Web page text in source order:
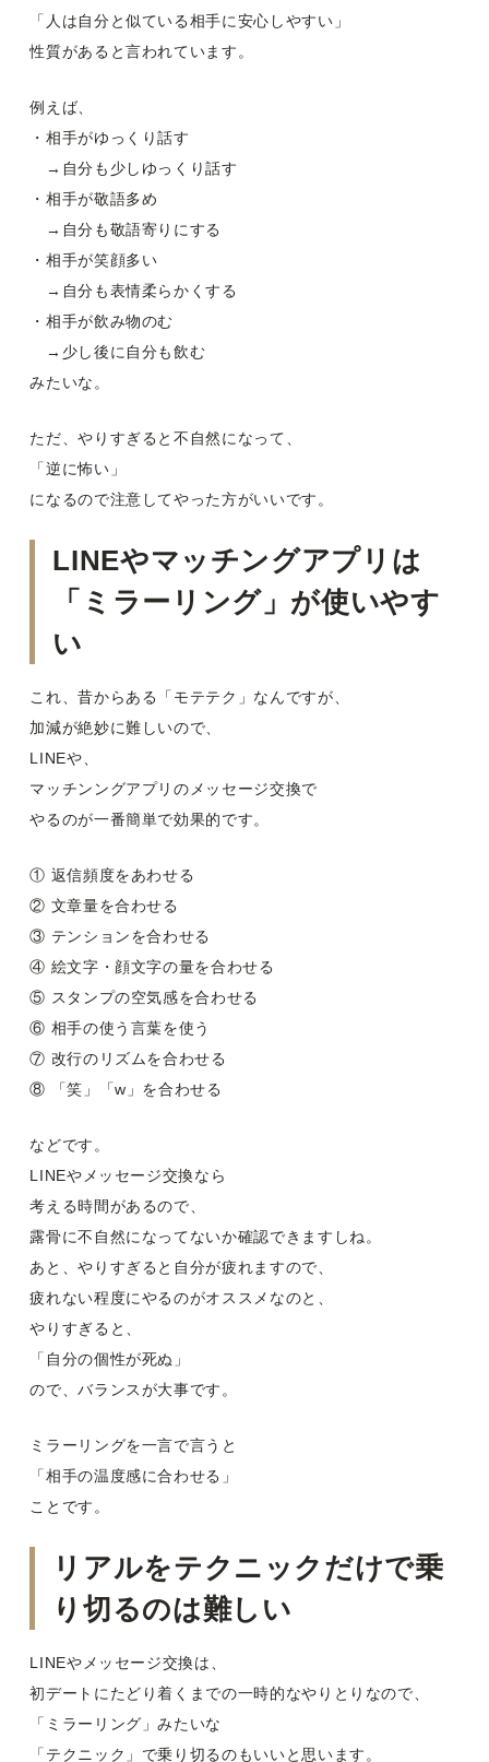
「人は自分と似ている相手に安心しやすい」
性質があると言われています。
例えば、
・相手がゆっくり話す
→自分も少しゆっくり話す
・相手が敬語多め
→自分も敬語寄りにする
・相手が笑顔多い
→自分も表情柔らかくする
・相手が飲み物のむ
→少し後に自分も飲む
みたいな。
ただ、やりすぎると不自然になって、
「逆に怖い」
になるので注意してやった方がいいです。
LINEやマッチングアプリは
「ミラーリング」が使いやす
い
これ、昔からある「モテテク」なんですが、
加減が絶妙に難しいので、
LINEや、
マッチンングアプリのメッセージ交換で
やるのが一番簡単で効果的です。
① 返信頻度をあわせる
② 文章量を合わせる
③ テンションを合わせる
④ 絵文字・顔文字の量を合わせる
⑤ スタンプの空気感を合わせる
⑥ 相手の使う言葉を使う
⑦ 改行のリズムを合わせる
⑧ 「笑」「w」を合わせる
などです。
LINEやメッセージ交換なら
考える時間があるので、
露骨に不自然になってないか確認できますしね。
あと、やりすぎると自分が疲れますので、
疲れない程度にやるのがオススメなのと、
やりすぎると、
「自分の個性が死ぬ」
ので、バランスが大事です。
ミラーリングを一言で言うと
「相手の温度感に合わせる」
ことです。
リアルをテクニックだけで乗
り切るのは難しい
LINEやメッセージ交換は、
初デートにたどり着くまでの一時的なやりとりなので、
「ミラーリング」みたいな
「テクニック」で乗り切るのもいいと思います。